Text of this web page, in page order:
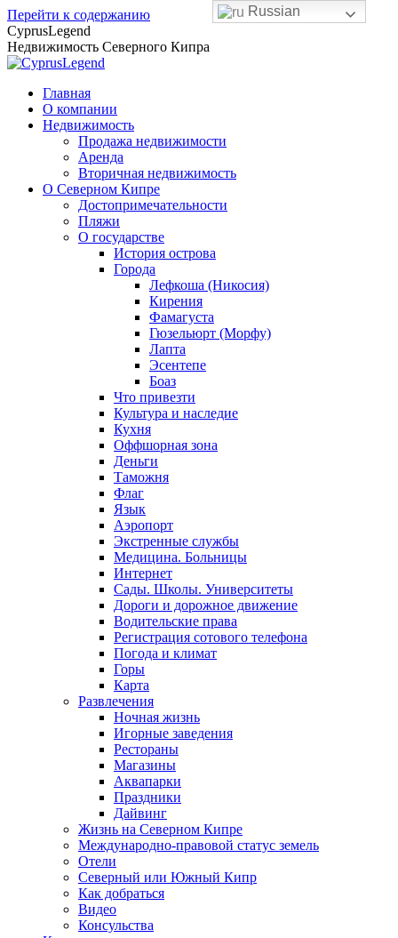
Перейти к содержанию
CyprusLegend
Недвижимость Северного Кипра
Главная
О компании
Недвижимость
Продажа недвижимости
Аренда
Вторичная недвижимость
О Северном Кипре
Достопримечательности
Пляжи
О государстве
История острова
Города
Лефкоша (Никосия)
Кирения
Фамагуста
Гюзельюрт (Морфу)
Лапта
Эсентепе
Боаз
Что привезти
Культура и наследие
Кухня
Оффшорная зона
Деньги
Таможня
Флаг
Язык
Аэропорт
Экстренные службы
Медицина. Больницы
Интернет
Сады. Школы. Университеты
Дороги и дорожное движение
Водительские права
Регистрация сотового телефона
Погода и климат
Горы
Карта
Развлечения
Ночная жизнь
Игорные заведения
Рестораны
Магазины
Аквапарки
Праздники
Дайвинг
Жизнь на Северном Кипре
Международно-правовой статус земель
Отели
Северный или Южный Кипр
Как добраться
Видео
Консульства
Russian